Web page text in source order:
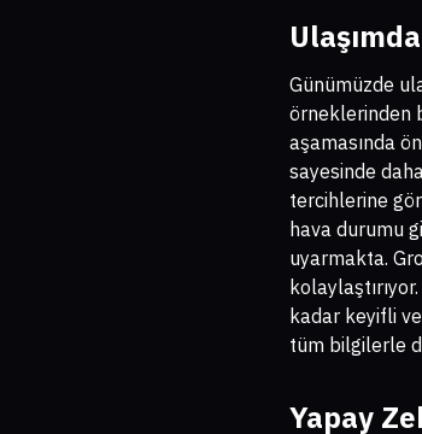
Günümüzde
örneklerinden
aşamasında
sayesinde
tercihlerine
hava durumu
uyarmakta.
kadar keyifli
tüm bilgilerle
Yapay